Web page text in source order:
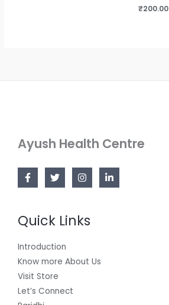
₹200.00
Ayush Health Centre
Quick Links
Introduction
Know more About Us
Visit Store
Let’s Connect